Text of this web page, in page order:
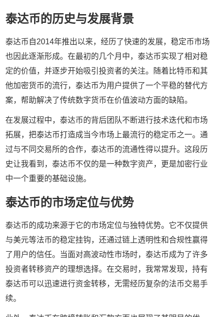
泰达币的历史与发展背景
泰达币自2014年推出以来，经历了快速的发展，稳定币市场
也因此逐渐形成。在最初的几个月中，泰达币实现了相对稳
定的价值，并逐步开始吸引投资者的关注。随着比特币和其
他加密货币的流行，泰达币为用户提供了一个平稳的替代方
案，帮助解决了传统数字货币在价值波动方面的缺陷。
在发展过程中，泰达币的背后团队不断进行技术迭代和市场
拓展，把泰达币打造成当今市场上最流行的稳定币之一。通
过与不同交易所的合作，泰达币的流通性得以提升。这段历
史让我看到，泰达币不仅的是一种数字资产，更是加密行业
中一个重要的基础设施。
泰达币的市场定位与优势
泰达币的成功来源于它的市场定位与独特优势。它不仅提供
与美元等法币的稳定挂钩，还通过链上透明性和合规性赢得
了用户的信任。当面对高波动性市场时，泰达币成为了许多
投资者转移资产的理想选择。在交易时，我常常发现，持有
泰达币可以迅速进行资金转移，无需经历复杂的法币交易手
续。